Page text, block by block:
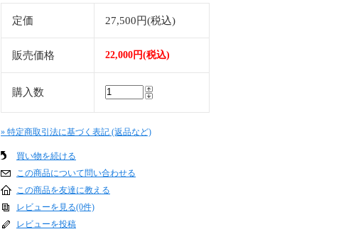
定価 27,500円(税込)
販売価格 22,000円(税込)
購入数
» 特定商取引法に基づく表記 (返品など)
買い物を続ける
この商品について問い合わせる
この商品を友達に教える
レビューを見る(0件)
レビューを投稿